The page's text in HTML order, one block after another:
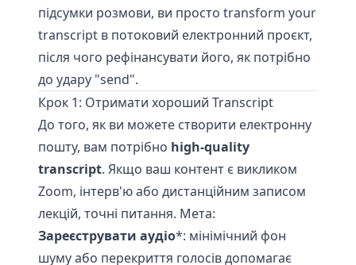
підсумки розмови, ви просто transform your
transcript в потоковий електронний проєкт,
після чого рефінансувати його, як потрібно
до удару "send".
Крок 1: Отримати хороший Transcript
До того, як ви можете створити електронну
пошту, вам потрібно high-quality
transcript. Якщо ваш контент є викликом
Zoom, інтерв'ю або дистанційним записом
лекцій, точні питання. Мета:
Зареєструвати аудіо*: мінімічний фон
шуму або перекриття голосів допомагає